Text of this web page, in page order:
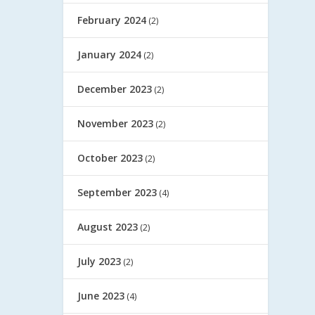
February 2024 (2)
January 2024 (2)
December 2023 (2)
November 2023 (2)
October 2023 (2)
September 2023 (4)
August 2023 (2)
July 2023 (2)
June 2023 (4)